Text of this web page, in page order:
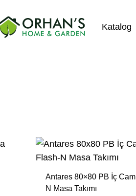
Katalog
Antares 80×80 PB İç
N Masa Takımı